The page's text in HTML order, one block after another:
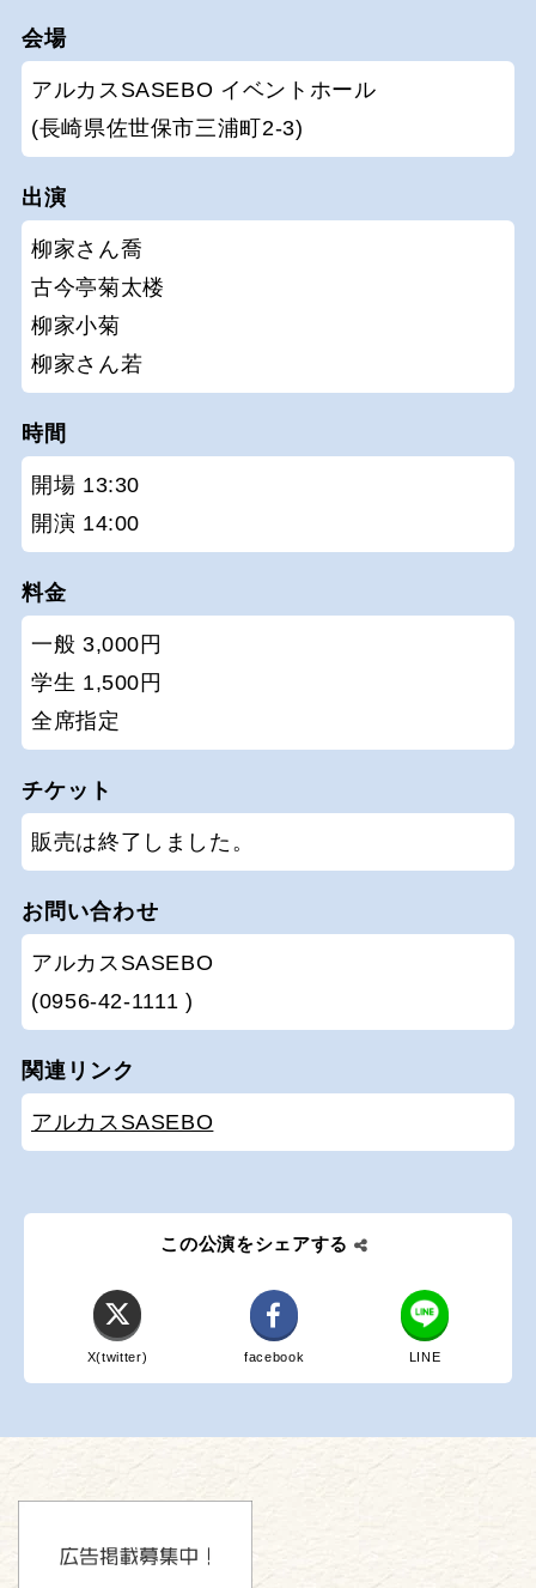
会場
アルカスSASEBO イベントホール
(長崎県佐世保市三浦町2-3)
出演
柳家さん喬
古今亭菊太楼
柳家小菊
柳家さん若
時間
開場 13:30
開演 14:00
料金
一般 3,000円
学生 1,500円
全席指定
チケット
販売は終了しました。
お問い合わせ
アルカスSASEBO
(0956-42-1111 )
関連リンク
アルカスSASEBO
この公演をシェアする
X(twitter) facebook LINE